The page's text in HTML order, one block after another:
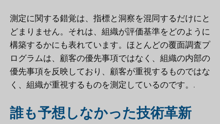
測定に関する錯覚は、指標と洞察を混同するだけにと
どまりません。それは、組織が評価基準をどのように
構築するかにも表れています。ほとんどの覆面調査プ
ログラムは、顧客の優先事項ではなく、組織の内部の
優先事項を反映しており、顧客が重視するものではな
く、組織が重視するものを測定しているのです。.
誰も予想しなかった技術革新